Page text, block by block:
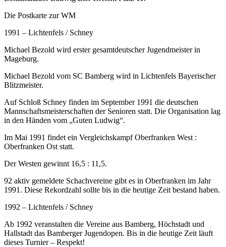
Die Postkarte zur WM
1991 – Lichtenfels / Schney
Michael Bezold wird erster gesamtdeutscher Jugendmeister in
Mageburg.
Michael Bezold vom SC Bamberg wird in Lichtenfels Bayerischer
Blitzmeister.
Auf Schloß Schney finden im September 1991 die deutschen
Mannschaftsmeisterschaften der Senioren statt. Die Organisation lag
in den Händen vom „Guten Ludwig“.
Im Mai 1991 findet ein Vergleichskampf Oberfranken West :
Oberfranken Ost statt.
Der Westen gewinnt 16,5 : 11,5.
92 aktiv gemeldete Schachvereine gibt es in Oberfranken im Jahr
1991. Diese Rekordzahl sollte bis in die heutige Zeit bestand haben.
1992 – Lichtenfels / Schney
Ab 1992 veranstalten die Vereine aus Bamberg, Höchstadt und
Hallstadt das Bamberger Jugendopen. Bis in die heutige Zeit läuft
dieses Turnier – Respekt!